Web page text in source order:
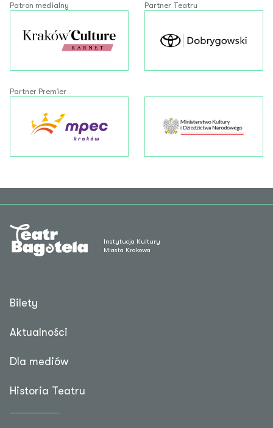
Patron medialny Partner Teatru
Partner Premier
Instytucja Kultury
Miasta Krakowa
Bilety
Aktualności
Dla mediów
Historia Teatru